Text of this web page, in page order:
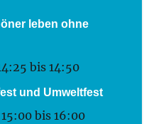
leben ohne
bis14:50
und Umweltfest
bis16:00